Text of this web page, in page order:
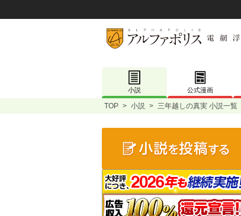
小説 公式漫画
TOP > 小説 > 三年越しの真実 小説一覧